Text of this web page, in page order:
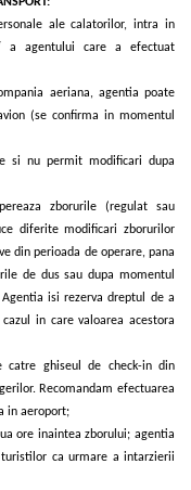
ale calatorilor, intra in
a agentului care a efectuat
aeriana, agentia poate
(se confirma in momentul
si nu permit modificari dupa
zborurile (regulat sau
diferite modificari zborurilor
din perioada de operare, pana
de dus sau dupa momentul
isi rezerva dreptul de a
in care valoarea acestora
ghiseul de check-in din
Recomandam efectuarea
in aeroport;
ore inaintea zborului; agentia
ca urmare a intarzierii